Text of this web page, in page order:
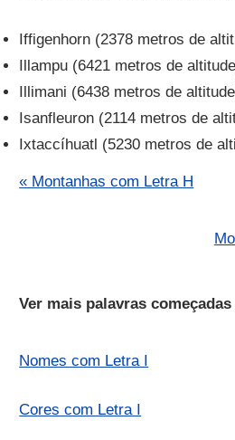
Iffigenhorn (2378 metros de
Illampu (6421 metros de
Illimani (6438 metros de
Isanfleuron (2114 metros de
Ixtaccíhuatl (5230 metros de
« Montanhas com Letra H
Ver mais palavras
Nomes com Letra I
Cores com Letra I